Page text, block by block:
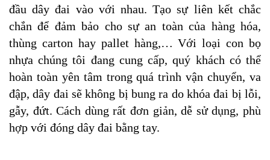
đầu dây đai vào với nhau. Tạo sự liên kết chắc
chắn để đảm bảo cho sự an toàn của hàng hóa,
thùng carton hay pallet hàng,… Với loại con bọ
nhựa chúng tôi đang cung cấp, quý khách có thể
hoàn toàn yên tâm trong quá trình vận chuyển, va
đập, dây đai sẽ không bị bung ra do khóa đai bị lỗi,
gẫy, đứt. Cách dùng rất đơn giản, dễ sử dụng, phù
hợp với đóng dây đai bằng tay.